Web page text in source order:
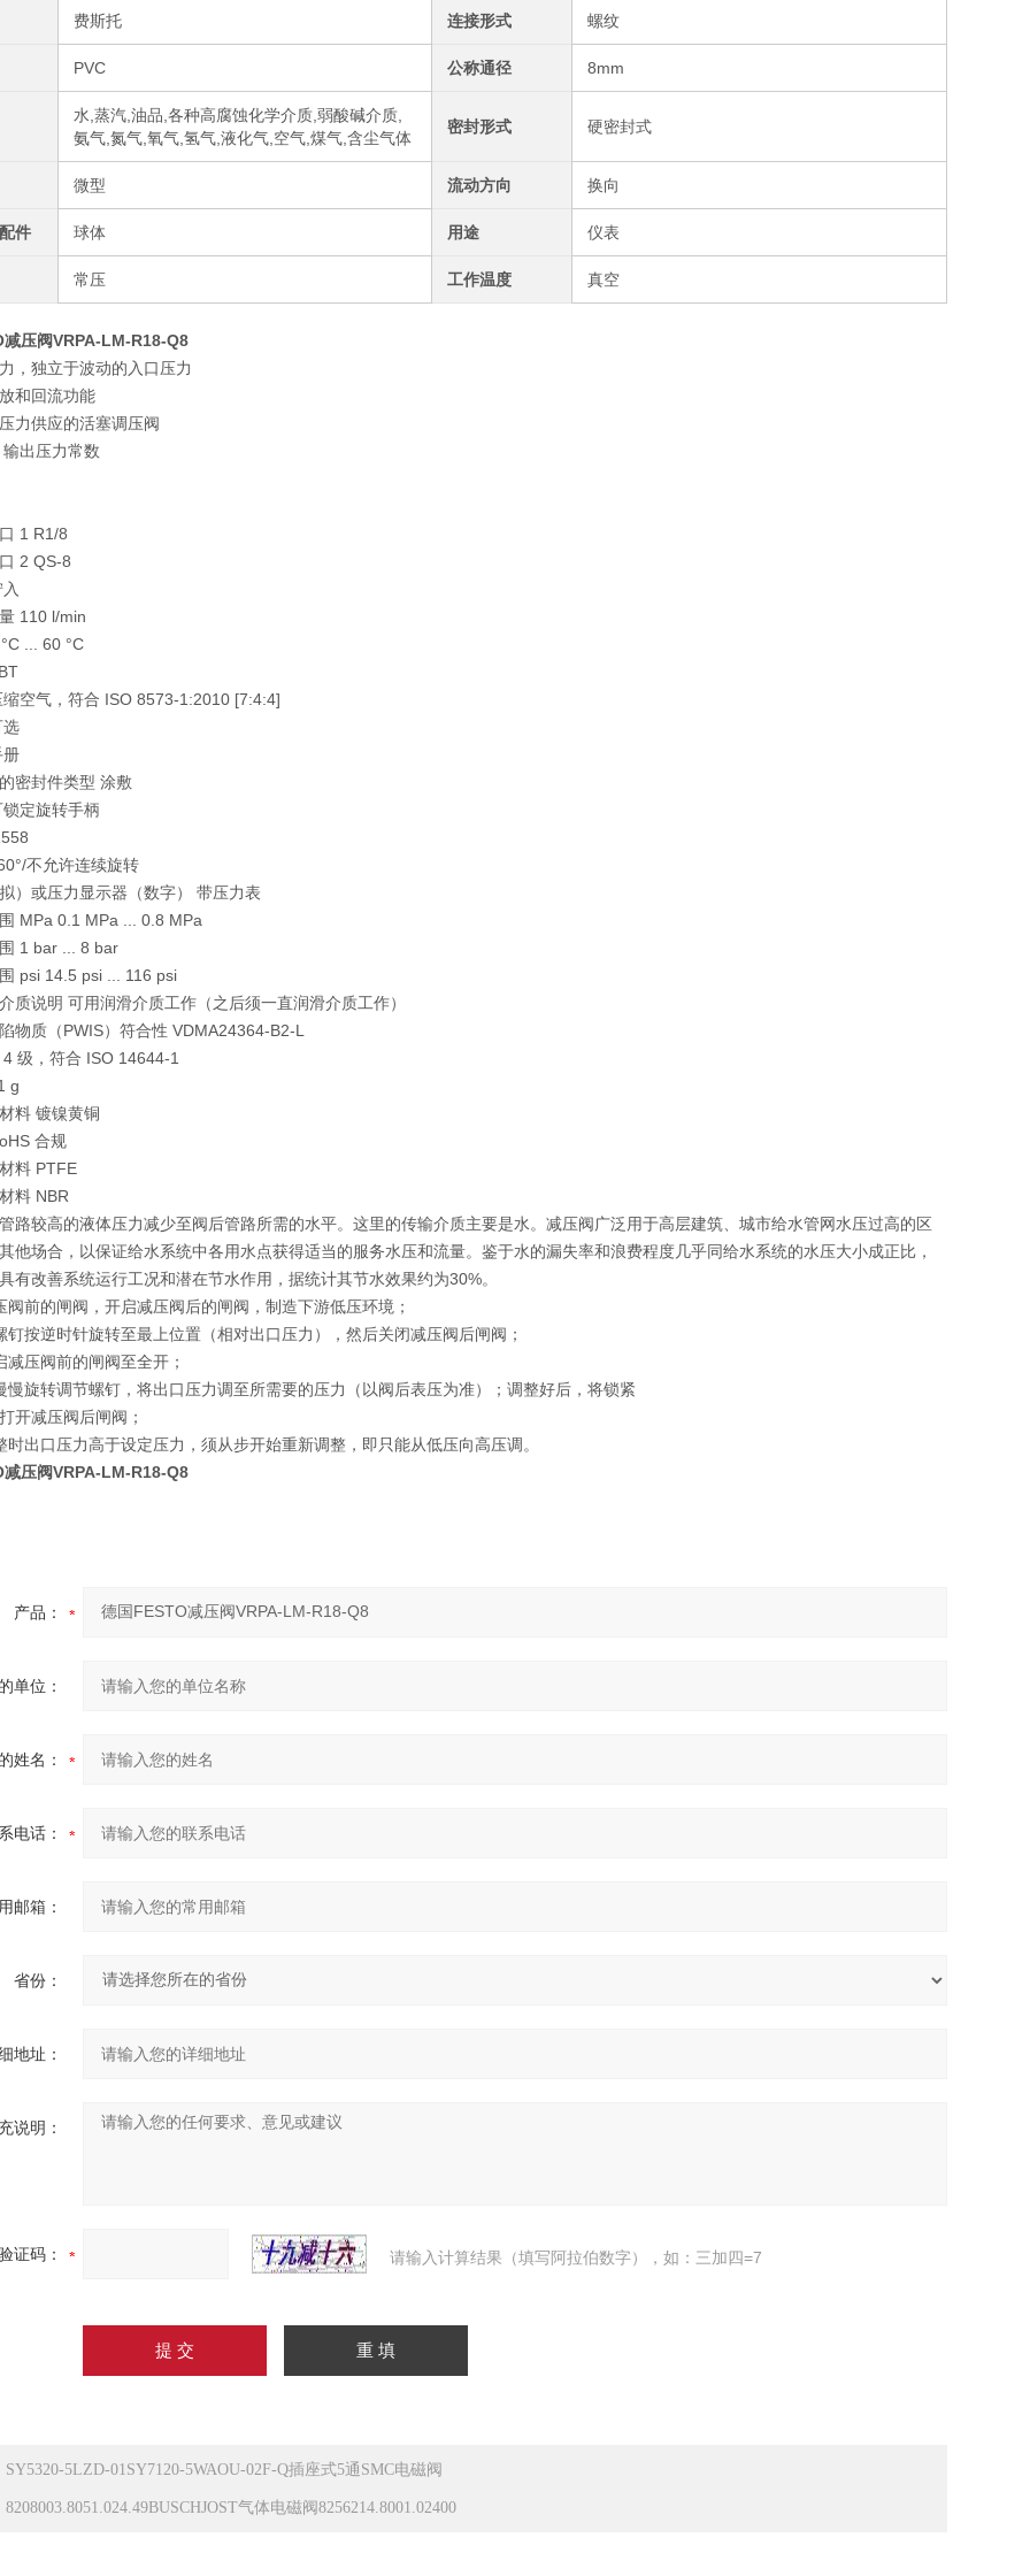
费斯托 连接形式 螺纹
PVC 公称通径 8mm
水,蒸汽,油品,各种高腐蚀化学介质,弱酸碱介质,
氨气,氮气,氧气,氢气,液化气,空气,煤气,含尘气体
密封形式 硬密封式
微型 流动方向 换向
件 球体 用途 仪表
常压 工作温度 真空
减压阀VRPA-LM-R18-Q8
，独立于波动的入口压力
和回流功能
力供应的活塞调压阀
出压力常数
1 R1/8
2 QS-8
110 l/min
... 60 °C
缩空气，符合 ISO 8573-1:2010 [7:4:4]
选
册
密封件类型 涂敷
定旋转手柄
不允许连续旋转
）或压力显示器（数字） 带压力表
MPa 0.1 MPa ... 0.8 MPa
1 bar ... 8 bar
psi 14.5 psi ... 116 psi
质说明 可用润滑介质工作（之后须一直润滑介质工作）
物质（PWIS）符合性 VDMA24364-B2-L
级，符合 ISO 14644-1
g
料 镀镍黄铜
合规
料 PTFE
料 NBR
路较高的液体压力减少至阀后管路所需的水平。这里的传输介质主要是水。减压阀广泛用于高层建筑、城市给水管网水压过高的区
他场合，以保证给水系统中各用水点获得适当的服务水压和流量。鉴于水的漏失率和浪费程度几乎同给水系统的水压大小成正比，
有改善系统运行工况和潜在节水作用，据统计其节水效果约为30%。
阀前的闸阀，开启减压阀后的闸阀，制造下游低压环境；
钉按逆时针旋转至最上位置（相对出口压力），然后关闭减压阀后闸阀；
减压阀前的闸阀至全开；
慢旋转调节螺钉，将出口压力调至所需要的压力（以阀后表压为准）；调整好后，将锁紧
开减压阀后闸阀；
时出口压力高于设定压力，须从步开始重新调整，即只能从低压向高压调。
减压阀VRPA-LM-R18-Q8
产品：
单位：
姓名：
电话：
邮箱：
省份：
地址：
说明：
证码： 请输入计算结果（填写阿拉伯数字），如：三加四=7
SY5320-5LZD-01SY7120-5WAOU-02F-Q插座式5通SMC电磁阀
8208003.8051.024.49BUSCHJOST气体电磁阀8256214.8001.02400